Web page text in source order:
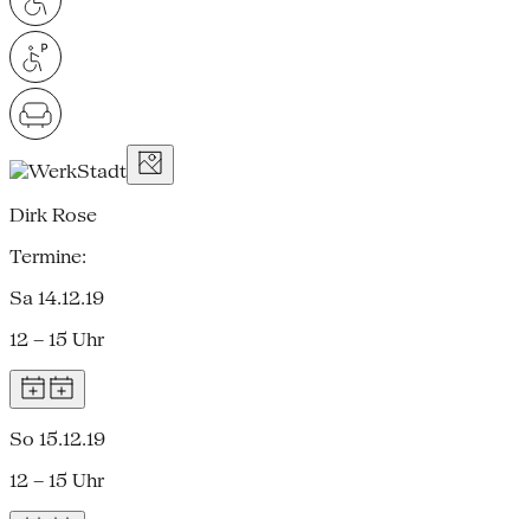
Dirk Rose
Termine:
Sa 14.12.19
12 – 15 Uhr
So 15.12.19
12 – 15 Uhr